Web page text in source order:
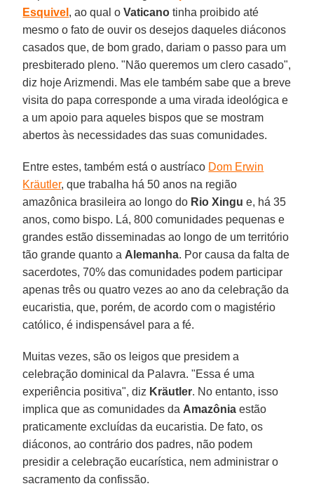
Esquivel , ao qual oVaticano tinha proibido até
mesmo o fato de ouvir os desejos daqueles diáconos
casados que, de bom grado, dariam o passo para um
presbiterado pleno. "Não queremos um clero casado",
diz hoje Arizmendi. Mas ele também sabe que a breve
visita do papa corresponde a uma virada ideológica e
a um apoio para aqueles bispos que se mostram
abertos às necessidades das suas comunidades.
Entre estes, também está o austríaco Dom Erwin
Kräutler, que trabalha há 50 anos na região
amazônica brasileira ao longo do Rio Xingu e, há 35
anos, como bispo. Lá, 800 comunidades pequenas e
grandes estão disseminadas ao longo de um território
tão grande quanto a Alemanha. Por causa da falta de
sacerdotes, 70% das comunidades podem participar
apenas três ou quatro vezes ao ano da celebração da
eucaristia, que, porém, de acordo com o magistério
católico, é indispensável para a fé.
Muitas vezes, são os leigos que presidem a
celebração dominical da Palavra. "Essa é uma
experiência positiva", diz Kräutler. No entanto, isso
implica que as comunidades da Amazônia estão
praticamente excluídas da eucaristia. De fato, os
diáconos, ao contrário dos padres, não podem
presidir a celebração eucarística, nem administrar o
sacramento da confissão.